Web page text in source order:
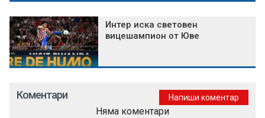
Интер иска световен
вицешампион от Юве
Коментари Напиши коментар
Няма коментари